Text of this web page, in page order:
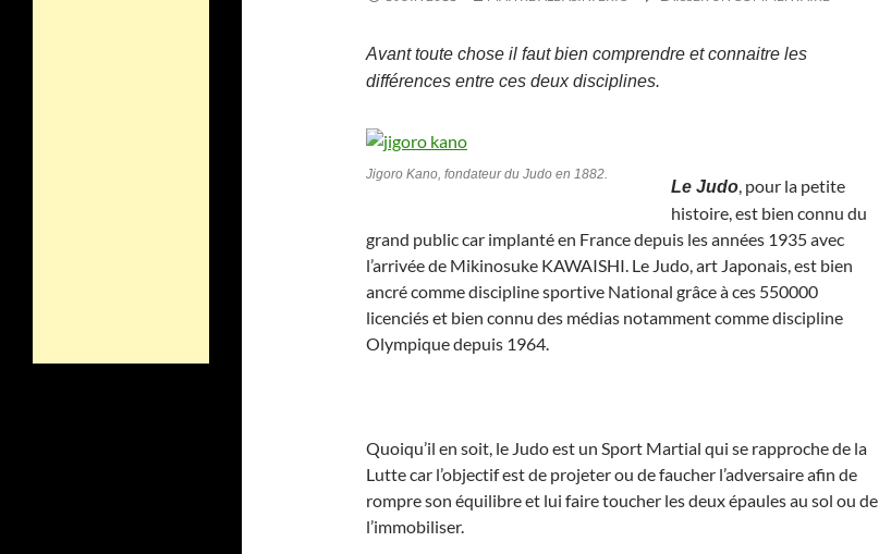
Avant toute chose il faut bien comprendre et connaitre les
différences entre ces deux disciplines.
Jigoro Kano, fondateur du Judo en 1882.
Le Judo, pour la petite
histoire, est bien connu du
grand public car implanté en France depuis les années 1935 avec
l’arrivée de Mikinosuke KAWAISHI. Le Judo, art Japonais, est bien
ancré comme discipline sportive National grâce à ces 550000
licenciés et bien connu des médias notamment comme discipline
Olympique depuis 1964.
Quoiqu’il en soit, le Judo est un Sport Martial qui se rapproche de la
Lutte car l’objectif est de projeter ou de faucher l’adversaire afin de
rompre son équilibre et lui faire toucher les deux épaules au sol ou de
l’immobiliser.